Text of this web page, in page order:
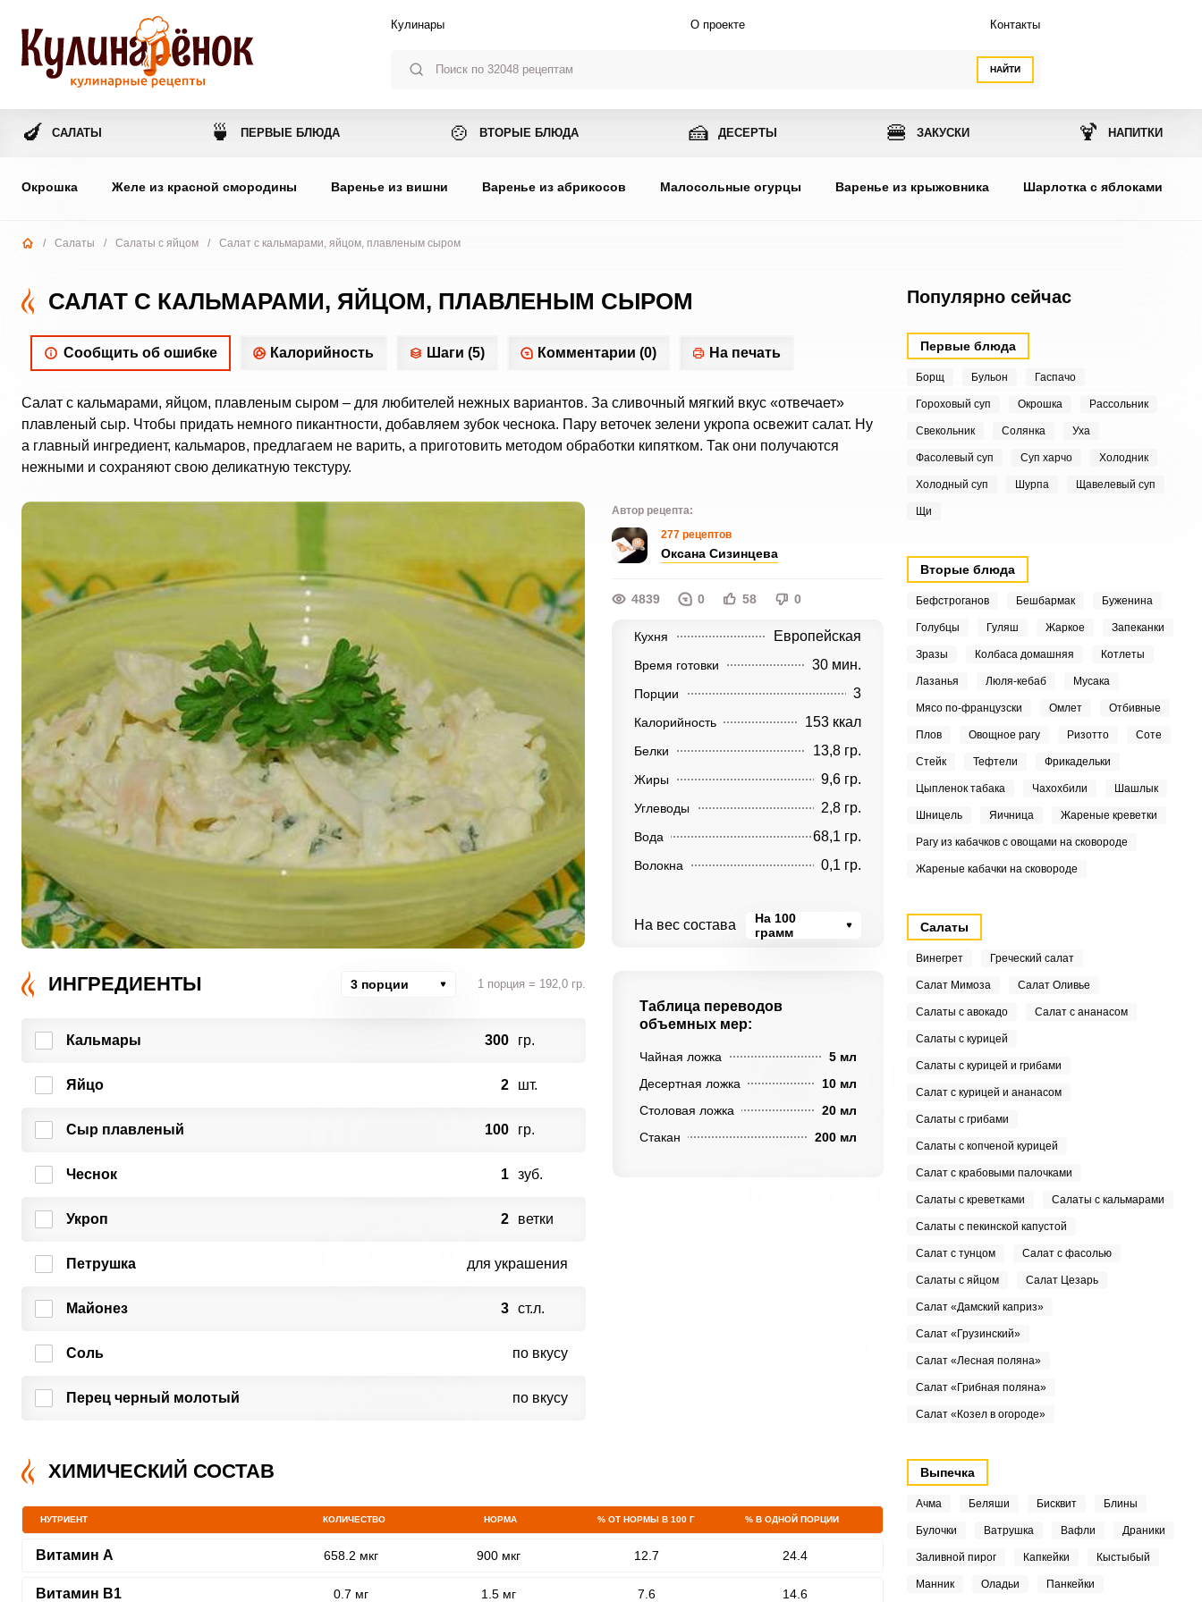
НАЙТИ
Кулинары О проекте Контакты
🍆 САЛАТЫ 🍵 ПЕРВЫЕ БЛЮДА 🍲 ВТОРЫЕ БЛЮДА 🍰 ДЕСЕРТЫ 🍔 ЗАКУСКИ 🍹 НАПИТКИ
Окрошка Желе из красной смородины Варенье из вишни Варенье из абрикосов Малосольные огурцы Варенье из крыжовника Шарлотка с яблоками
/ Салаты / Салаты с яйцом / Салат с кальмарами, яйцом, плавленым сыром
САЛАТ С КАЛЬМАРАМИ, ЯЙЦОМ, ПЛАВЛЕНЫМ СЫРОМ
Сообщить об ошибке Калорийность Шаги (5) Комментарии (0) На печать
Салат с кальмарами, яйцом, плавленым сыром – для любителей нежных вариантов. За сливочный мягкий вкус «отвечает»
плавленый сыр. Чтобы придать немного пикантности, добавляем зубок чеснока. Пару веточек зелени укропа освежит салат. Ну
а главный ингредиент, кальмаров, предлагаем не варить, а приготовить методом обработки кипятком. Так они получаются
нежными и сохраняют свою деликатную текстуру.
Автор рецепта:
277 рецептов
Оксана Сизинцева
4839 0 58 0
Кухня Европейская
Время готовки 30 мин.
Порции 3
Калорийность 153 ккал
Белки 13,8 гр.
Жиры 9,6 гр.
Углеводы 2,8 гр.
Вода 68,1 гр.
Волокна 0,1 гр.
На вес состава
На 100
грамм
ИНГРЕДИЕНТЫ 3 порции 1 порция = 192,0 гр.
Кальмары 300 гр.
Яйцо 2 шт.
Сыр плавленый 100 гр.
Чеснок 1 зуб.
Укроп 2 ветки
Петрушка для украшения
Майонез 3 ст.л.
Соль по вкусу
Перец черный молотый по вкусу
Таблица переводов
объемных мер:
Чайная ложка
5 мл
Десертная ложка
10 мл
Столовая ложка
20 мл
Стакан
200 мл
ХИМИЧЕСКИЙ СОСТАВ
НУТРИЕНТ КОЛИЧЕСТВО НОРМА % ОТ НОРМЫ В 100 Г % В ОДНОЙ ПОРЦИИ
Витамин A 658.2 мкг 900 мкг 12.7 24.4
Витамин В1 0.7 мг 1.5 мг 7.6 14.6
Популярно сейчас
Первые блюда
Борщ Бульон Гаспачо
Гороховый суп Окрошка Рассольник
Свекольник Солянка Уха
Фасолевый суп Суп харчо Холодник
Холодный суп Шурпа Щавелевый суп
Щи
Вторые блюда
Бефстроганов Бешбармак Буженина
Голубцы Гуляш Жаркое Запеканки
Зразы Колбаса домашняя Котлеты
Лазанья Люля-кебаб Мусака
Мясо по-французски Омлет Отбивные
Плов Овощное рагу Ризотто Соте
Стейк Тефтели Фрикадельки
Цыпленок табака Чахохбили Шашлык
Шницель Яичница Жареные креветки
Рагу из кабачков с овощами на сковороде
Жареные кабачки на сковороде
Салаты
Винегрет Греческий салат
Салат Мимоза Салат Оливье
Салаты с авокадо Салат с ананасом
Салаты с курицей
Салаты с курицей и грибами
Салат с курицей и ананасом
Салаты с грибами
Салаты с копченой курицей
Салат с крабовыми палочками
Салаты с креветками Салаты с кальмарами
Салаты с пекинской капустой
Салат с тунцом Салат с фасолью
Салаты с яйцом Салат Цезарь
Салат «Дамский каприз»
Салат «Грузинский»
Салат «Лесная поляна»
Салат «Грибная поляна»
Салат «Козел в огороде»
Выпечка
Ачма Беляши Бисквит Блины
Булочки Ватрушка Вафли Драники
Заливной пирог Капкейки Кыстыбый
Манник Оладьи Панкейки